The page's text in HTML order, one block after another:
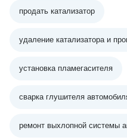
продать катализатор
удаление катализатора и
установка пламегасителя
сварка глушителя
ремонт выхлопной системы